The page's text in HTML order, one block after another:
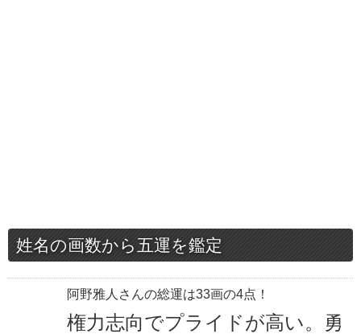
姓名の画数から五運を鑑定
阿野雅人さんの総運は33画の4点！
権力志向でプライドが高い。勇